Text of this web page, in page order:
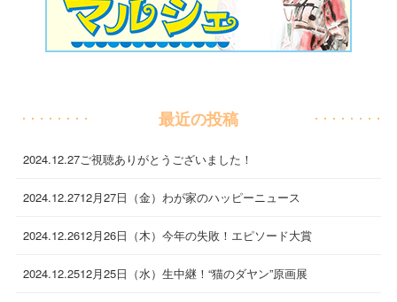
最近の投稿
2024.12.27ご視聴ありがとうございました！
2024.12.2712月27日（金）わが家のハッピーニュース
2024.12.2612月26日（木）今年の失敗！エピソード大賞
2024.12.2512月25日（水）生中継！“猫のダヤン”原画展